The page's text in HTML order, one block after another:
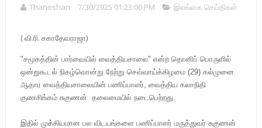
Thanoshan 7/30/2025 01:23:00 PM இலங்கை செய்திகள்
( வி.ரி. சகாதேவராஜா)
"சமூகத்தின் பார்வையில் வைத்தியசாலை" என்ற தொனிப் பொருளில்
ஒன்றுகூடல் நிகழ்வொன்று நேற்று செவ்வாய்க்கிழமை (29) கல்முனை
ஆதார வைத்தியசாலையின் பணிப்பாளர், வைத்திய கலாநிதி
குணசிங்கம் சுகுணன் தலைமையில் நடைபெற்றது.
இதில் முக்கியமான பல விடயங்களை பணிப்பாளர் மருத்துவர் சுகுணன்